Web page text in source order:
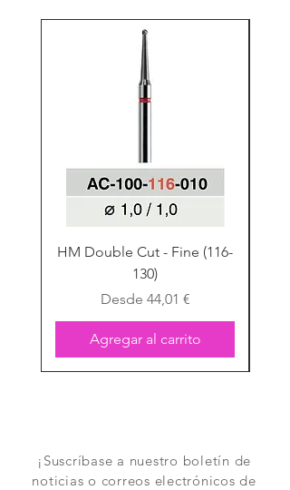
HM Double Cut - Fine (116-
130)
Desde 44,01 €
Precio de oferta
Agregar al carrito
¡Suscríbase a nuestro boletín de
noticias o correos electrónicos de